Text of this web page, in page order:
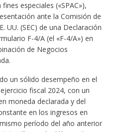
especiales («SPAC»),
ante la Comisión de
UU. (SEC) de una Declaración
F-4/A (el «F-4/A») en
de Negocios
un sólido desempeño en el
fiscal 2024, con un
moneda declarada y del
en los ingresos en
período del año anterior